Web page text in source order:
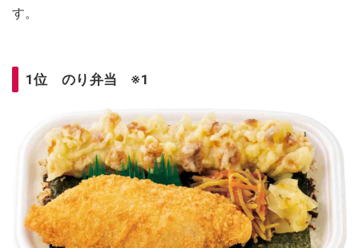
す。
1位 のり弁当 ※1